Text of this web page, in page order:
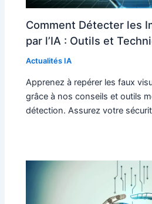
Comment Détecter les
par l’IA : Outils et
Actualités IA
Apprenez à repérer les faux
grâce à nos conseils et outils
détection. Assurez votre